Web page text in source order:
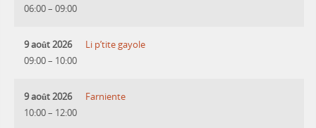
06:00– 09:00
9 août 2026
09:00– 10:00
Li p’tite gayole
9 août 2026
10:00– 12:00
Farniente